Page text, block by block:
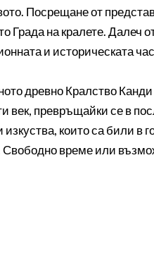
Посрещане от
Града на кралете. Далеч
и историческата
древно Кралство Канди
век, превръщайки се в
които са били в
Свободно време или